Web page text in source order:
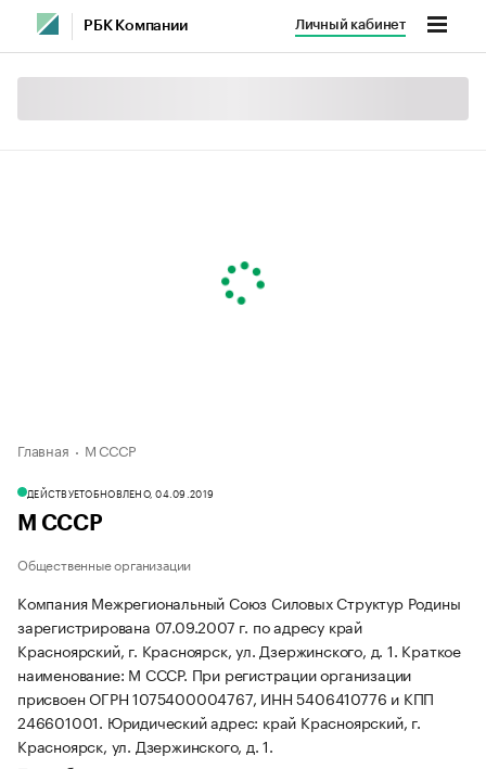
РБК Компании Личный кабинет
Главная М СССР
ДЕЙСТВУЕТОБНОВЛЕНО, 04.09.2019
М СССР
Общественные организации
Компания Межрегиональный Союз Силовых Структур Родины
зарегистрирована 07.09.2007 г. по адресу край
Красноярский, г. Красноярск, ул. Дзержинского, д. 1. Краткое
наименование: М СССР. При регистрации организации
присвоен ОГРН 1075400004767, ИНН 5406410776 и КПП
246601001. Юридический адрес: край Красноярский, г.
Красноярск, ул. Дзержинского, д. 1.